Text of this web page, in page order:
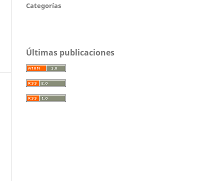
Categorías
Últimas publicaciones